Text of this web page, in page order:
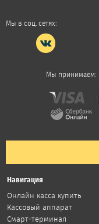
Мы в соц. сетях:
Мы принимаем:
Навигация
Онлайн касса купить
Кассовый аппарат
Смарт-терминал